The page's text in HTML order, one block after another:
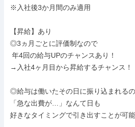
※入社後3か月間のみ適用
【昇給】あり
◎3ヵ月ごとに評価制なので
→入社4ヶ月目から昇給するチャンス！
◎給与は働いたその日に振り込まれる
「急な出費が…」なんて日も
好きなタイミングで引き出すことが可